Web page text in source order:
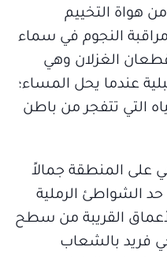
هواة التخييم
النجوم في سماء
الغزلان وهي
عندما يحل المساء؛
التي تتفجر من باطن
المنطقة جمالاً
حد الشواطئ الرملية
القريبة من سطح
فريد بالشعاب